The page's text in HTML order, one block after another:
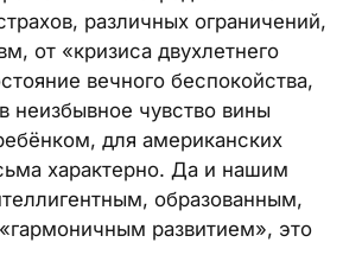
различных ограничений,
от «кризиса двухлетнего
вечного беспокойства,
неизбывное чувство вины
для американских
характерно. Да и нашим
образованным,
развитием», это